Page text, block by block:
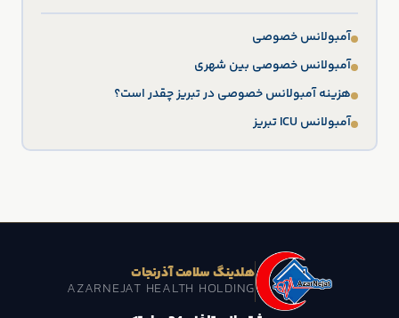
آمبولانس خصوصی
آمبولانس خصوصی بین شهری
هزینه آمبولانس خصوصی در تبریز چقدر است؟
آمبولانس ICU تبریز
هلدینگ سلامت آذرنجات
AZARNEJAT HEALTH HOLDING